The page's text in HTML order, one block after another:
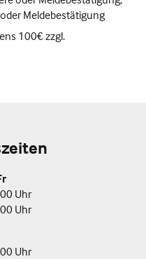
Meldebestätigung
100€ zzgl.
Uhr
Uhr
Uhr